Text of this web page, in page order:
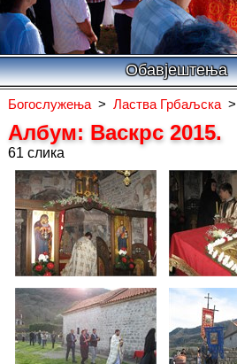
Обавјештења
Богослужења > Ластва Грбаљска >
Албум: Васкрс 2015.
61 слика